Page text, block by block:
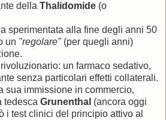
della Thalidomide (o
sperimentata alla fine degli anni 50
un "regolare"(per quegli anni)
un farmaco sedativo,
senza particolari effetti collaterali.
sua immissione in commercio,
tedesca Grunenthal (ancora oggi
i test clinici del principio attivo al